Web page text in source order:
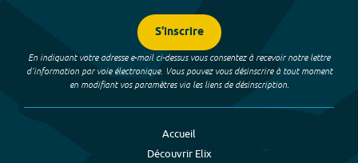
S'inscrire
En indiquant votre adresse e-mail ci-dessus vous consentez à recevoir notre lettre
d’information par voie électronique. Vous pouvez vous désinscrire à tout moment
en modifiant vos paramètres via les liens de désinscription.
Accueil
Découvrir Elix